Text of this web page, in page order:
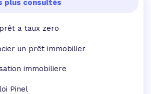
plus consultés
a taux zero
un prêt immobilier
immobiliere
Pinel